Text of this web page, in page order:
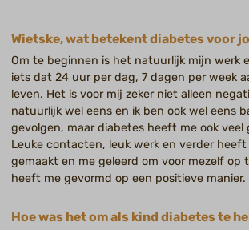
Wietske, wat betekent diabetes voor
Om te beginnen is het natuurlijk mijn werk
iets dat 24 uur per dag, 7 dagen per week
leven. Het is voor mij zeker niet alleen
natuurlijk wel eens en ik ben ook wel eens
gevolgen, maar diabetes heeft me ook veel
Leuke contacten, leuk werk en verder
gemaakt en me geleerd om voor mezelf op
heeft me gevormd op een positieve manier.
Hoe was het om als kind diabetes te